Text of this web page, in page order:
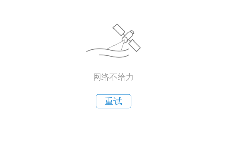
网络不给力
重试